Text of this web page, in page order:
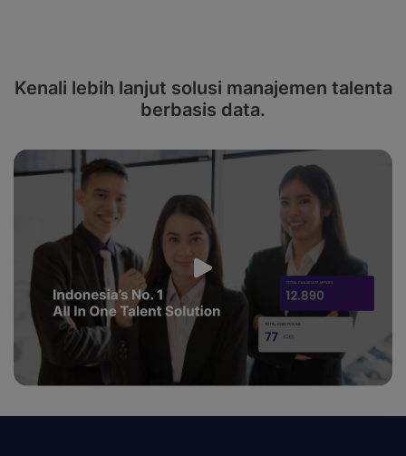
Kenali lebih lanjut solusi manajemen talenta
berbasis data.